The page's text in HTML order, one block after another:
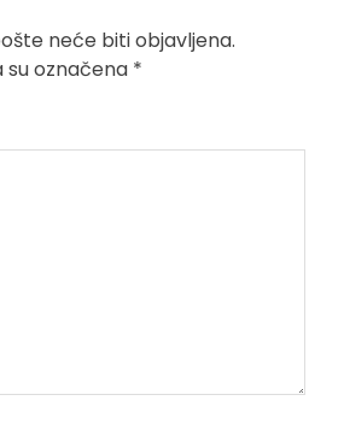
neće biti objavljena.
su označena *